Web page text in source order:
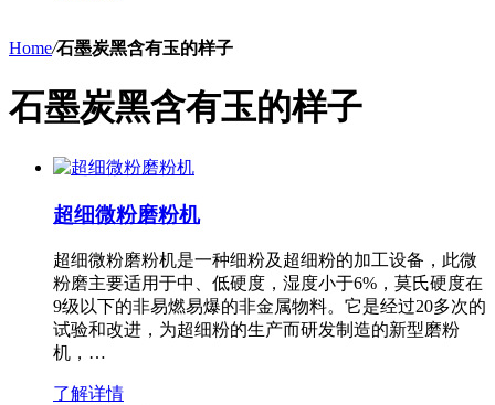
Home/石墨炭黑含有玉的样子
石墨炭黑含有玉的样子
超细微粉磨粉机
超细微粉磨粉机是一种细粉及超细粉的加工设备，此微
粉磨主要适用于中、低硬度，湿度小于6%，莫氏硬度在
9级以下的非易燃易爆的非金属物料。它是经过20多次的
试验和改进，为超细粉的生产而研发制造的新型磨粉
机，…
了解详情